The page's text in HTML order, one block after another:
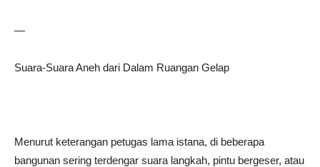
—
Suara-Suara Aneh dari Dalam Ruangan Gelap
Menurut keterangan petugas lama istana, di beberapa
bangunan sering terdengar suara langkah, pintu bergeser, atau